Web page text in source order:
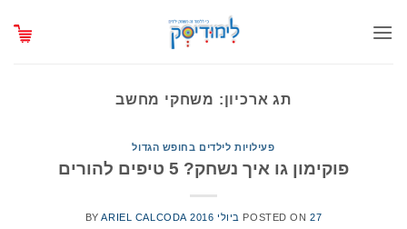
תג ארכיון: משחקי מחשב
פעילויות לילדים בחופש הגדול
פוקימון גו איך נשחק? 5 טיפים להורים
POSTED ON27 ביולי 2016 BYARIEL CALCODA